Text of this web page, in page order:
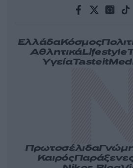
ΕλλάδαΚόσμος
ΑθλητικάLifestyle
ΥγείαTasteit
Πρωτοσέλιδα
ΚαιρόςΠαράξενες